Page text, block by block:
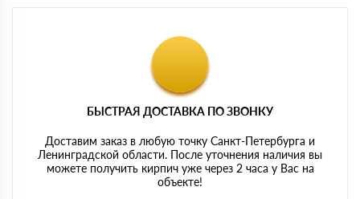
БЫСТРАЯ ДОСТАВКА ПО ЗВОНКУ
Доставим заказ в любую точку Санкт-Петербурга и
Ленинградской области. После уточнения наличия вы
можете получить кирпич уже через 2 часа у Вас на
объекте!